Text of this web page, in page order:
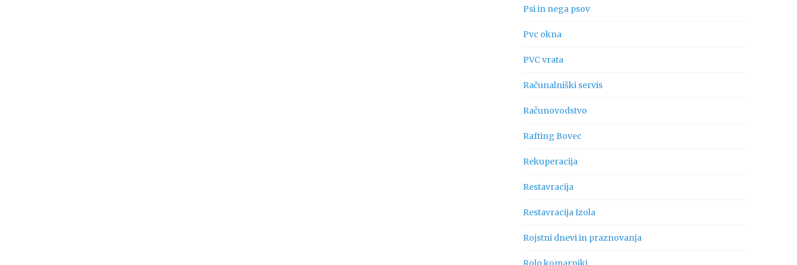
Psi in nega psov
Pvc okna
PVC vrata
Računalniški servis
Računovodstvo
Rafting Bovec
Rekuperacija
Restavracija
Restavracija Izola
Rojstni dnevi in praznovanja